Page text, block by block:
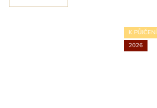
K PŮJČENÍ
2026